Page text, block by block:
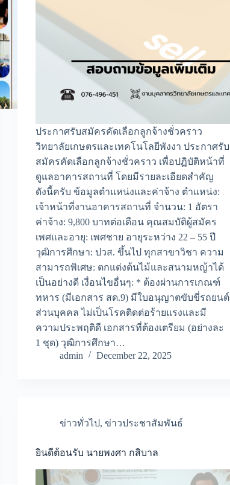
ประกาศรับสมัครคัดเลือกลูกจ้างชั่วคราว
วิทยาลัยเกษตรและเทคโนโลยีพังงา ประกาศรับ
สมัครคัดเลือกลูกจ้างชั่วคราว เพื่อปฏิบัติหน้าที่
ดูแลอาคารสถานที่ โดยมีรายละเอียดสำคัญ
ดังนี้ครับ ข้อมูลตำแหน่งและค่าจ้าง ตำแหน่ง:
เจ้าหน้าที่งานอาคารสถานที่ จำนวน: 1 อัตรา
ค่าจ้าง: 9,800 บาทต่อเดือน คุณสมบัติผู้สมัคร
เพศและอายุ: เพศชาย อายุระหว่าง 22 – 55 ปี
วุฒิการศึกษา: ปวส. ขึ้นไป ทุกสาขาวิชา ความ
สามารถพิเศษ: ตกแต่งต้นไม้และสนามหญ้าได้
เป็นอย่างดี เงื่อนไขอื่นๆ: * ต้องผ่านการเกณฑ์
ทหาร (มีเอกสาร สด.9) มีใบอนุญาตขับขี่รถยนต์
ส่วนบุคคล ไม่เป็นโรคติดต่อร้ายแรงและมี
ความประพฤติดี เอกสารที่ต้องเตรียม (อย่างละ
1 ชุด) วุฒิการศึกษา…
admin
December 22, 2025
ข่าวทั่วไป,ข่าวประชาสัมพันธ์
ยินดีต้อนรับ​ นายพงศา กสิบาล